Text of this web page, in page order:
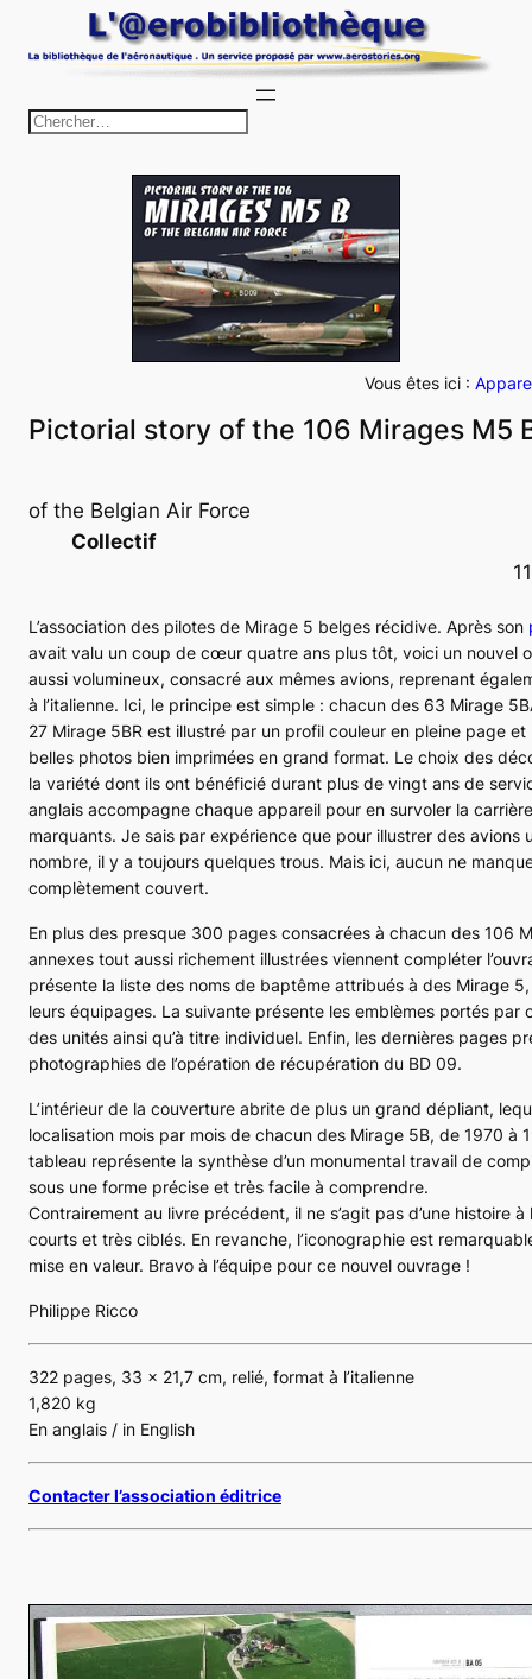
au
c
h
e
r
c
h
Vous êtes ici :
Pictorial story of the 106 Mirages M5
of the Belgian Air Force
Collectif
L’association des pilotes de Mirage 5 belges récidive. Après son
avait valu un coup de cœur quatre ans plus tôt, voici un nouvel
aussi volumineux, consacré aux mêmes avions, reprenant
à l’italienne. Ici, le principe est simple : chacun des 63 Mirage
27 Mirage 5BR est illustré par un profil couleur en pleine page et
belles photos bien imprimées en grand format. Le choix des
la variété dont ils ont bénéficié durant plus de vingt ans de
anglais accompagne chaque appareil pour en survoler la
marquants. Je sais par expérience que pour illustrer des avions
nombre, il y a toujours quelques trous. Mais ici, aucun ne
complètement couvert.
En plus des presque 300 pages consacrées à chacun des 106
annexes tout aussi richement illustrées viennent compléter
présente la liste des noms de baptême attribués à des Mirage 5
leurs équipages. La suivante présente les emblèmes portés par
des unités ainsi qu’à titre individuel. Enfin, les dernières pages
photographies de l’opération de récupération du BD 09.
L’intérieur de la couverture abrite de plus un grand dépliant,
localisation mois par mois de chacun des Mirage 5B, de 1970 à
tableau représente la synthèse d’un monumental travail de
sous une forme précise et très facile à comprendre.
Contrairement au livre précédent, il ne s’agit pas d’une histoire
courts et très ciblés. En revanche, l’iconographie est
mise en valeur. Bravo à l’équipe pour ce nouvel ouvrage !
Philippe Ricco
322 pages, 33 x 21,7 cm, relié, format à l’italienne
1,820 kg
En anglais / in English
Contacter l’association éditrice